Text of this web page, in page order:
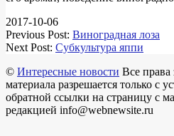
2017-10-06
Previous Post: Виноградная лоза
Next Post: Субкультура яппи
© Интересные новости Все
материала разрешается только с
обратной ссылки на страницу с
редакцией info@webnewsite.ru